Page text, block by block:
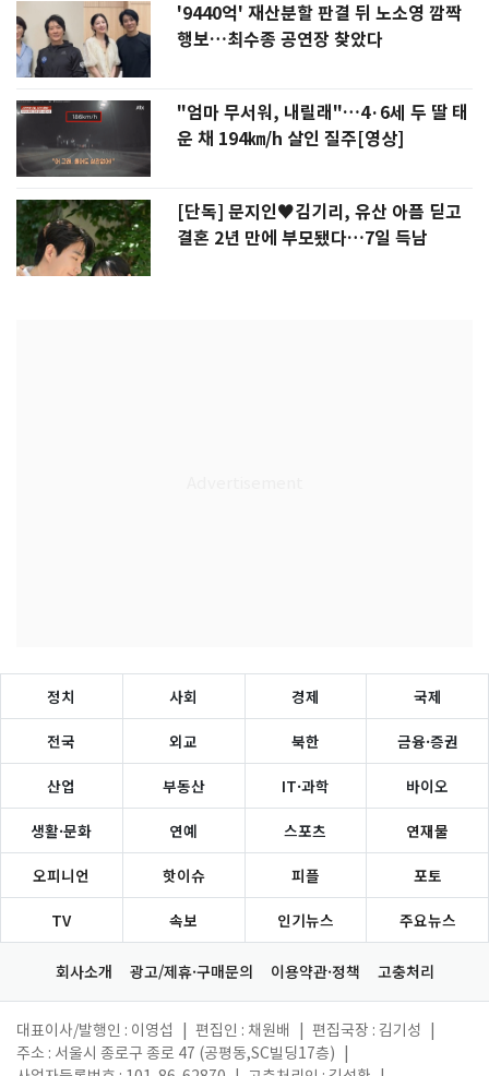
'9440억' 재산분할 판결 뒤 노소영 깜짝
행보…최수종 공연장 찾았다
"엄마 무서워, 내릴래"…4·6세 두 딸 태
운 채 194㎞/h 살인 질주[영상]
[단독] 문지인♥김기리, 유산 아픔 딛고
결혼 2년 만에 부모됐다…7일 득남
정치 사회 경제 국제
전국 외교 북한 금융·증권
산업 부동산 IT·과학 바이오
생활·문화 연예 스포츠 연재물
오피니언 핫이슈 피플 포토
TV 속보 인기뉴스 주요뉴스
회사소개 광고/제휴·구매문의 이용약관·정책 고충처리
대표이사/발행인 : 이영섭 편집인 : 채원배 편집국장 : 김기성
주소 : 서울시 종로구 종로 47 (공평동,SC빌딩17층)